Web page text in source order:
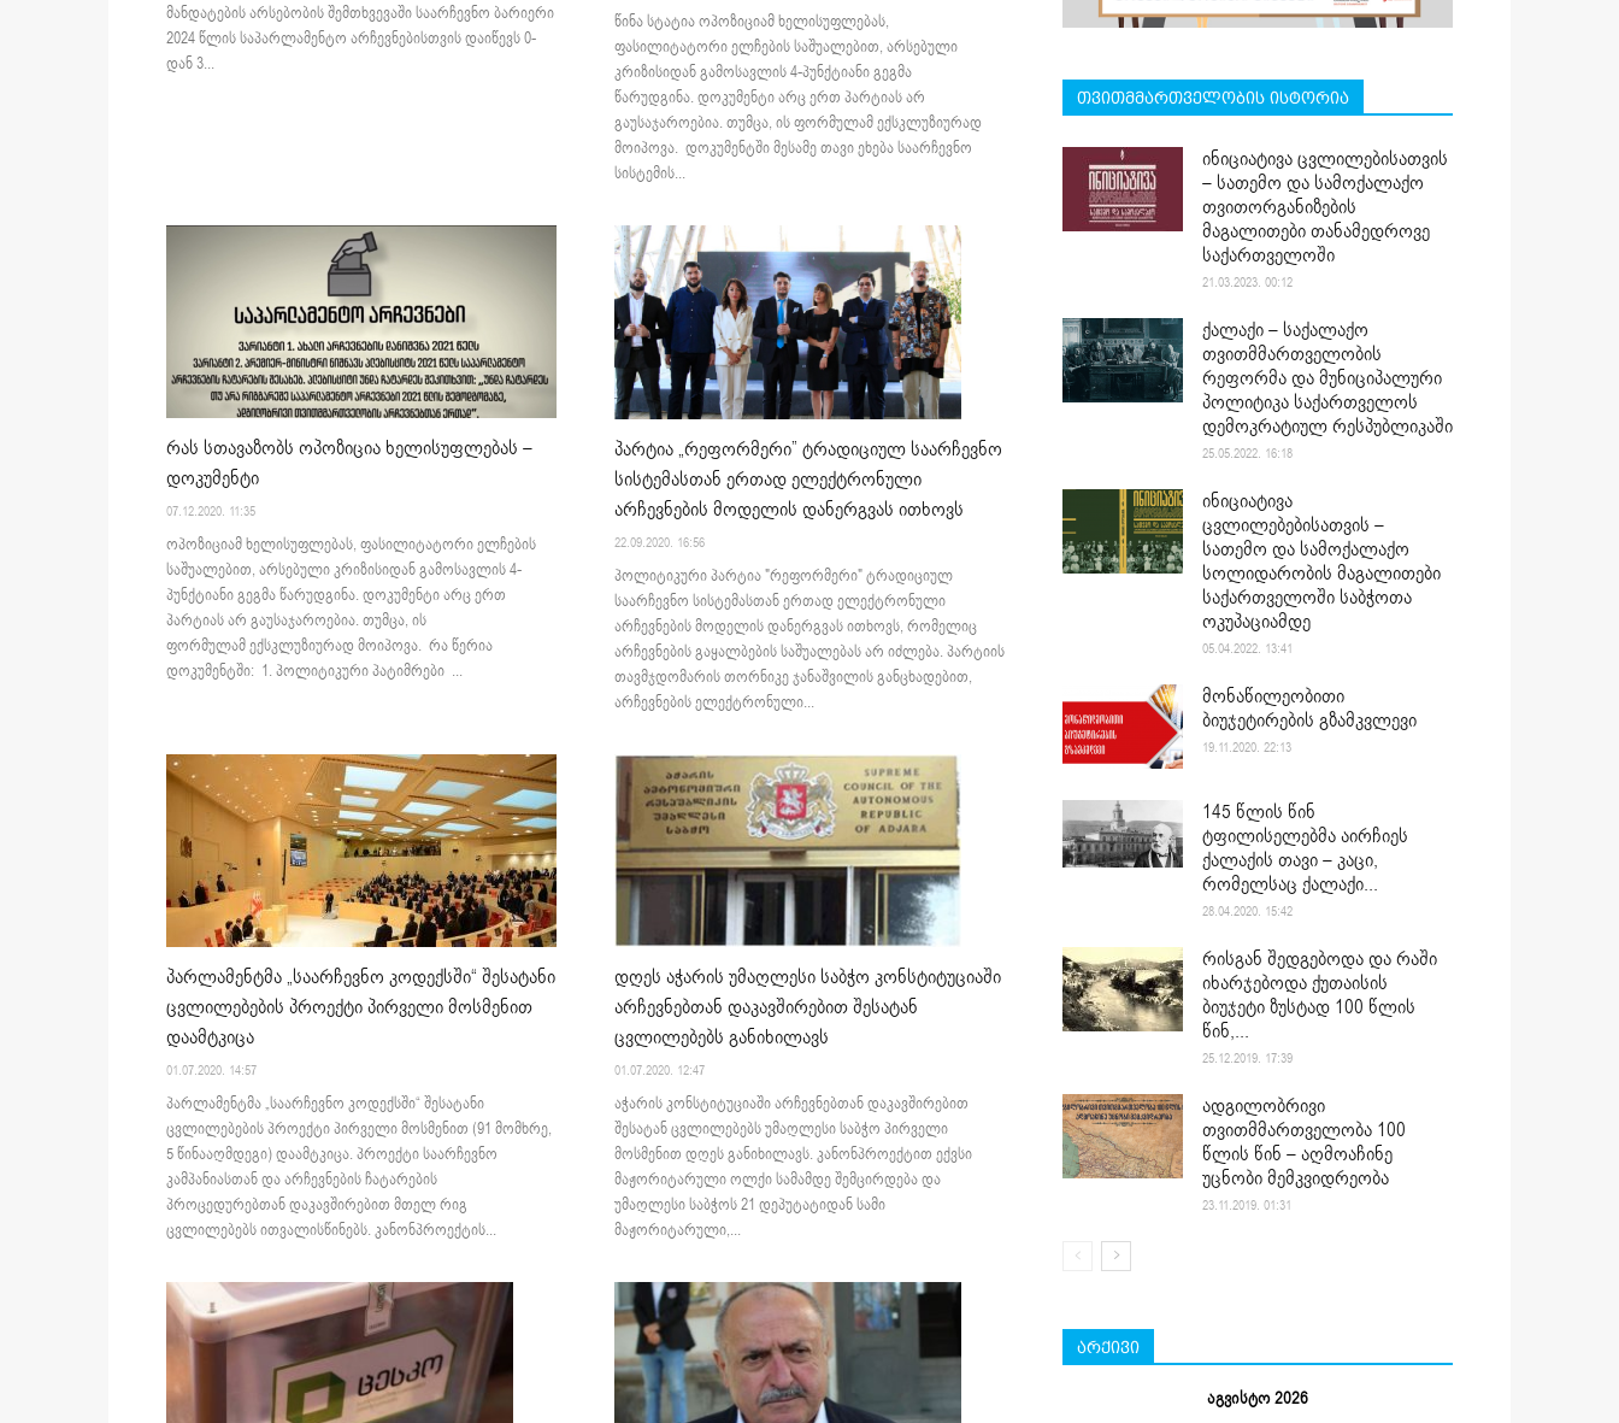
მანდატების არსებობის შემთხვევაში საარჩევნო ბარიერი
2024 წლის საპარლამენტო არჩევნებისთვის დაიწევს 0-
დან 3...
წინა სტატია ოპოზიციამ ხელისუფლებას,
ფასილიტატორი ელჩების საშუალებით, არსებული
კრიზისიდან გამოსავლის 4-პუნქტიანი გეგმა
წარუდგინა. დოკუმენტი არც ერთ პარტიას არ
გაუსაჯაროებია. თუმცა, ის ფორმულამ ექსკლუზიურად
მოიპოვა. დოკუმენტში მესამე თავი ეხება საარჩევნო
სისტემის...
რას სთავაზობს ოპოზიცია ხელისუფლებას –
დოკუმენტი
07.12.2020. 11:35
ოპოზიციამ ხელისუფლებას, ფასილიტატორი ელჩების
საშუალებით, არსებული კრიზისიდან გამოსავლის 4-
პუნქტიანი გეგმა წარუდგინა. დოკუმენტი არც ერთ
პარტიას არ გაუსაჯაროებია. თუმცა, ის
ფორმულამ ექსკლუზიურად მოიპოვა. რა წერია
დოკუმენტში: 1. პოლიტიკური პატიმრები ...
პარტია „რეფორმერი” ტრადიციულ საარჩევნო
სისტემასთან ერთად ელექტრონული
არჩევნების მოდელის დანერგვას ითხოვს
22.09.2020. 16:56
პოლიტიკური პარტია "რეფორმერი" ტრადიციულ
საარჩევნო სისტემასთან ერთად ელექტრონული
არჩევნების მოდელის დანერგვას ითხოვს, რომელიც
არჩევნების გაყალბების საშუალებას არ იძლება. პარტიის
თავმჯდომარის თორნიკე ჯანაშვილის განცხადებით,
არჩევნების ელექტრონული...
პარლამენტმა „საარჩევნო კოდექსში“ შესატანი
ცვლილებების პროექტი პირველი მოსმენით
დაამტკიცა
01.07.2020. 14:57
პარლამენტმა „საარჩევნო კოდექსში“ შესატანი
ცვლილებების პროექტი პირველი მოსმენით (91 მომხრე,
5 წინააღმდეგი) დაამტკიცა. პროექტი საარჩევნო
კამპანიასთან და არჩევნების ჩატარების
პროცედურებთან დაკავშირებით მთელ რიგ
ცვლილებებს ითვალისწინებს. კანონპროექტის...
დღეს აჭარის უმაღლესი საბჭო კონსტიტუციაში
არჩევნებთან დაკავშირებით შესატან
ცვლილებებს განიხილავს
01.07.2020. 12:47
აჭარის კონსტიტუციაში არჩევნებთან დაკავშირებით
შესატან ცვლილებებს უმაღლესი საბჭო პირველი
მოსმენით დღეს განიხილავს. კანონპროექტით ექვსი
მაჟორიტარული ოლქი სამამდე შემცირდება და
უმაღლესი საბჭოს 21 დეპუტატიდან სამი
მაჟორიტარული,...
თვითმმართველობის ისტორია
ინიციატივა ცვლილებისათვის
– სათემო და სამოქალაქო
თვითორგანიზების
მაგალითები თანამედროვე
საქართველოში
21.03.2023. 00:12
ქალაქი – საქალაქო
თვითმმართველობის
რეფორმა და მუნიციპალური
პოლიტიკა საქართველოს
დემოკრატიულ რესპუბლიკაში
25.05.2022. 16:18
ინიციატივა
ცვლილებებისათვის –
სათემო და სამოქალაქო
სოლიდარობის მაგალითები
საქართველოში საბჭოთა
ოკუპაციამდე
05.04.2022. 13:41
მონაწილეობითი
ბიუჯეტირების გზამკვლევი
19.11.2020. 22:13
145 წლის წინ
ტფილისელებმა აირჩიეს
ქალაქის თავი – კაცი,
რომელსაც ქალაქი...
28.04.2020. 15:42
რისგან შედგებოდა და რაში
იხარჯებოდა ქუთაისის
ბიუჯეტი ზუსტად 100 წლის
წინ,...
25.12.2019. 17:39
ადგილობრივი
თვითმმართველობა 100
წლის წინ – აღმოაჩინე
უცნობი მემკვიდრეობა
23.11.2019. 01:31
არქივი
აგვისტო 2026